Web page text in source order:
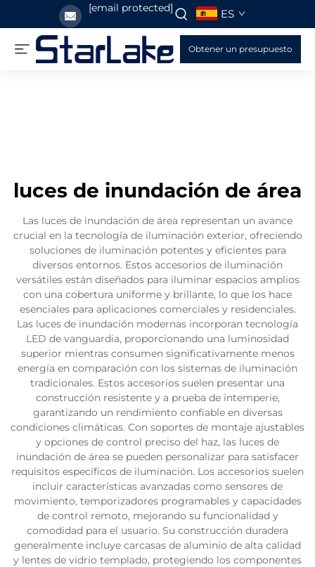
[email protected] ES
Obtener un presupuesto
luces de inundación de área
Las luces de inundación de área representan un avance
crucial en la tecnología de iluminación exterior, ofreciendo
soluciones de iluminación potentes y eficientes para
diversos entornos. Estos accesorios de iluminación
versátiles están diseñados para iluminar espacios amplios
con una cobertura uniforme y brillante, lo que los hace
esenciales para aplicaciones comerciales y residenciales.
Las luces de inundación modernas incorporan tecnología
LED de vanguardia, proporcionando una luminosidad
superior mientras consumen significativamente menos
energía en comparación con los sistemas de iluminación
tradicionales. Estos accesorios suelen presentar una
construcción resistente y a prueba de intemperie,
garantizando un rendimiento confiable en diversas
condiciones climáticas. Con soportes de montaje ajustables
y opciones de control preciso del haz, las luces de
inundación de área se pueden personalizar para satisfacer
requisitos específicos de iluminación. Los accesorios suelen
incluir características avanzadas como sensores de
movimiento, temporizadores programables y capacidades
de control remoto, mejorando su funcionalidad y
comodidad para el usuario. Su construcción duradera
generalmente incluye carcasas de aluminio de alta calidad
y lentes de vidrio templado, protegiendo los componentes